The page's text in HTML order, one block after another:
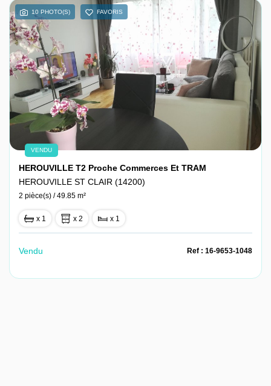
10 PHOTO(S) FAVORIS
VENDU
HEROUVILLE T2 Proche Commerces Et TRAM
HEROUVILLE ST CLAIR (14200)
2 pièce(s) / 49.85 m²
x 1 x 2 x 1
Vendu Ref : 16-9653-1048